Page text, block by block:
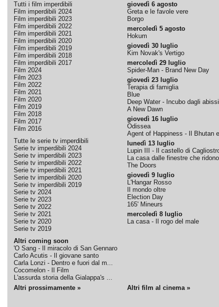
Tutti i film imperdibili
Film imperdibili 2024
Film imperdibili 2023
Film imperdibili 2022
Film imperdibili 2021
Film imperdibili 2020
Film imperdibili 2019
Film imperdibili 2018
Film imperdibili 2017
Film 2024
Film 2023
Film 2022
Film 2021
Film 2020
Film 2019
Film 2018
Film 2017
Film 2016
Tutte le serie tv imperdibili
Serie tv imperdibili 2024
Serie tv imperdibili 2023
Serie tv imperdibili 2022
Serie tv imperdibili 2021
Serie tv imperdibili 2020
Serie tv imperdibili 2019
Serie tv 2024
Serie tv 2023
Serie tv 2022
Serie tv 2021
Serie tv 2020
Serie tv 2019
Altri coming soon
'O Sang - Il miracolo di San Gennaro
Carlo Acutis - Il giovane santo
Carla Lonzi - Dentro e fuori dal m...
Cocomelon - Il Film
L'assurda storia della Gialappa's ...
giovedì 6 agosto
Greta e le favole vere
Borgo
mercoledì 5 agosto
Hokum
giovedì 30 luglio
Kim Novak's Vertigo
mercoledì 29 luglio
Spider-Man - Brand New Day
giovedì 23 luglio
Terapia di famiglia
Blue
Deep Water - Incubo dagli abissi
A New Dawn
giovedì 16 luglio
Odissea
Agent of Happiness - Il Bhutan
lunedì 13 luglio
Lupin III - Il castello di
La casa dalle finestre che ridono
The Doors
giovedì 9 luglio
L'Hangar Rosso
Il mondo oltre
Election Day
165' Mineurs
mercoledì 8 luglio
La casa - Il rogo del male
Altri prossimamente » Altri film al cinema »